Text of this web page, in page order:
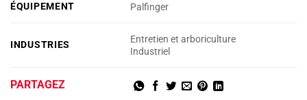
ÉQUIPEMENT Palfinger
INDUSTRIES
Entretien et arboriculture
Industriel
PARTAGEZ